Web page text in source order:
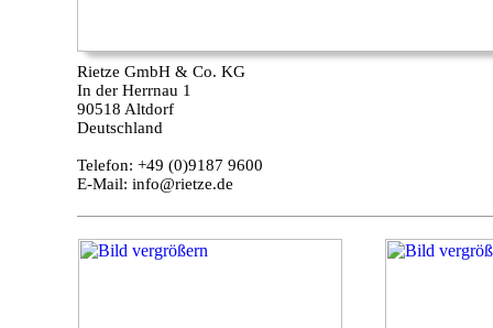
Rietze GmbH & Co. KG
In der Herrnau 1
90518 Altdorf
Deutschland
Telefon: +49 (0)9187 9600
E-Mail: info@rietze.de